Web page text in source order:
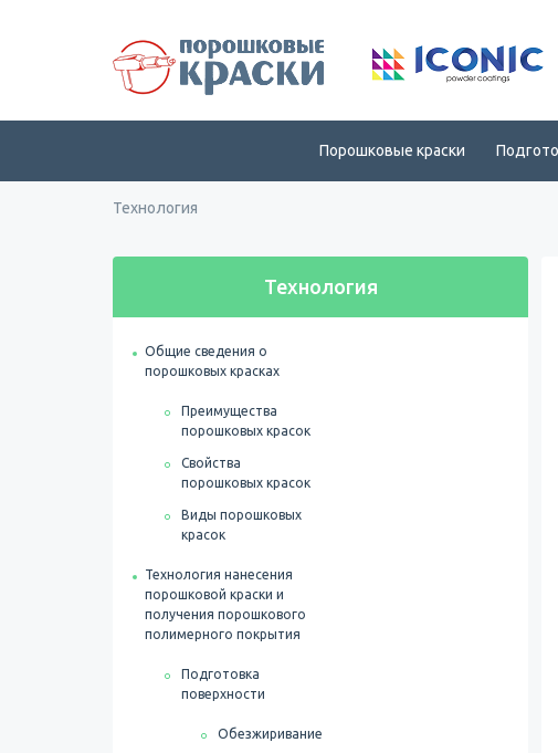
Порошковые краски
Технология
Технология
Общие сведения о
порошковых красках
Преимущества
порошковых красок
Свойства
порошковых красок
Виды порошковых
красок
Технология нанесения
порошковой краски и
получения порошкового
полимерного покрытия
Подготовка
поверхности
Обезжиривание